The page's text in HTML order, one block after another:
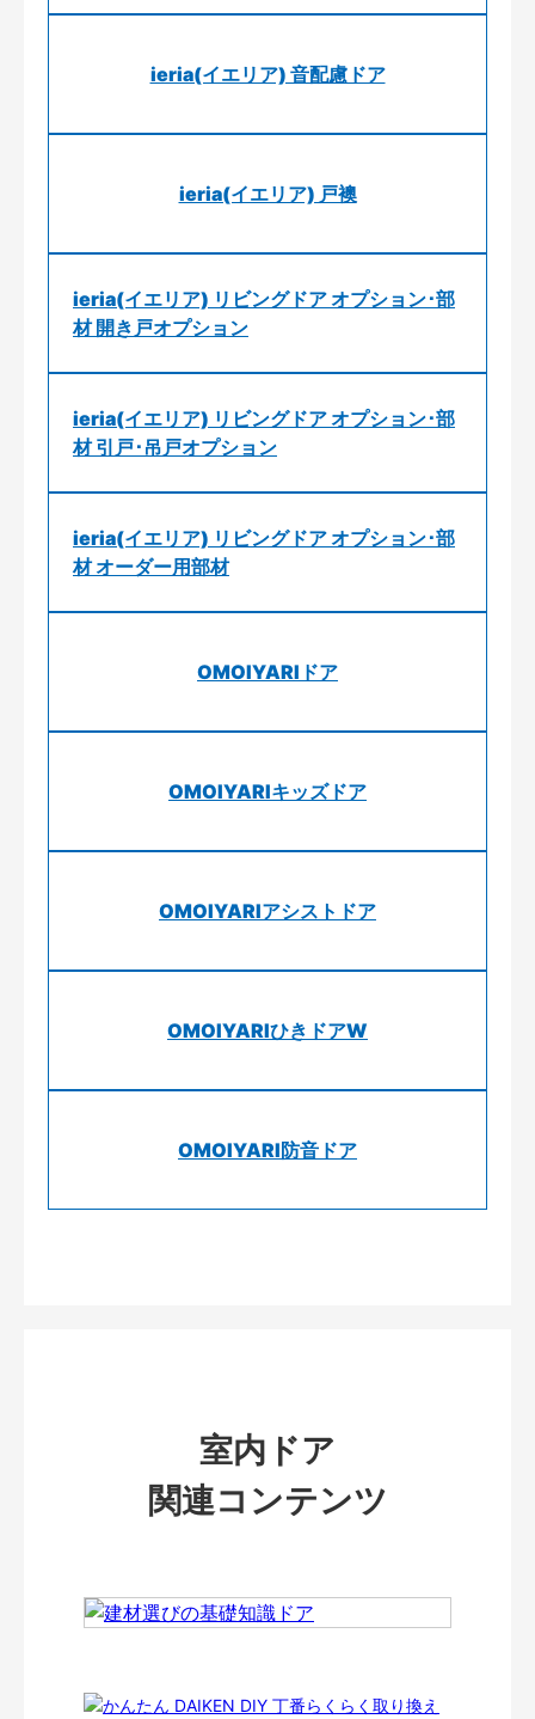
ieria(イエリア) 音配慮ドア
ieria(イエリア) 戸襖
ieria(イエリア) リビングドア オプション･部
材 開き戸オプション
ieria(イエリア) リビングドア オプション･部
材 引戸･吊戸オプション
ieria(イエリア) リビングドア オプション･部
材 オーダー用部材
OMOIYARIドア
OMOIYARIキッズドア
OMOIYARIアシストドア
OMOIYARIひきドアW
OMOIYARI防音ドア
室内ドア
関連コンテンツ